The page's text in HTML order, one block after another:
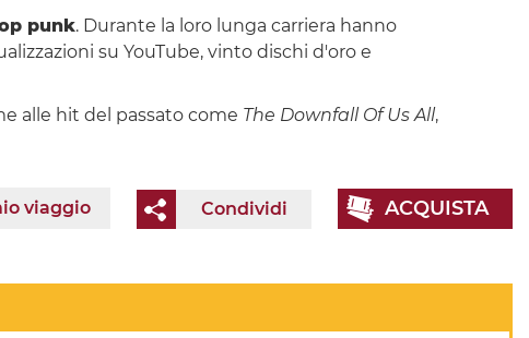
punk. Durante la loro lunga carriera hanno
su YouTube, vinto dischi d'oro e
alle hit del passato come The Downfall Of Us All,
ACQUISTA
Condividi
viaggio